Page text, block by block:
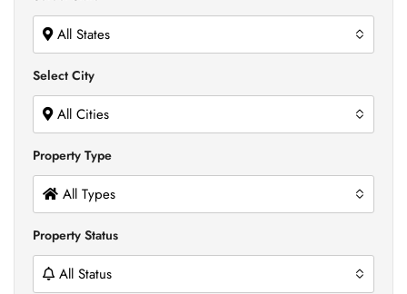
All States
Select City
All Cities
Property Type
All Types
Property Status
All Status